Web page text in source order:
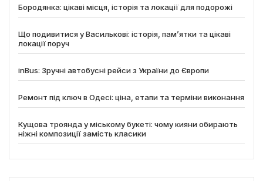
Бородянка: цікаві місця, історія та локації для подорожі
Що подивитися у Василькові: історія, пам’ятки та цікаві
локації поруч
inBus: Зручні автобусні рейси з України до Європи
Ремонт під ключ в Одесі: ціна, етапи та терміни виконання
Кущова троянда у міському букеті: чому кияни обирають
ніжні композиції замість класики